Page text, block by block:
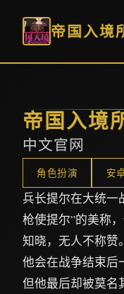
帝国入境
帝国入境
中文官网
角色扮演 安
兵长提尔在大统一
枪使提尔”的美称
知晓，无人不称赞
他会在战争结束后
但他最后却被莫名